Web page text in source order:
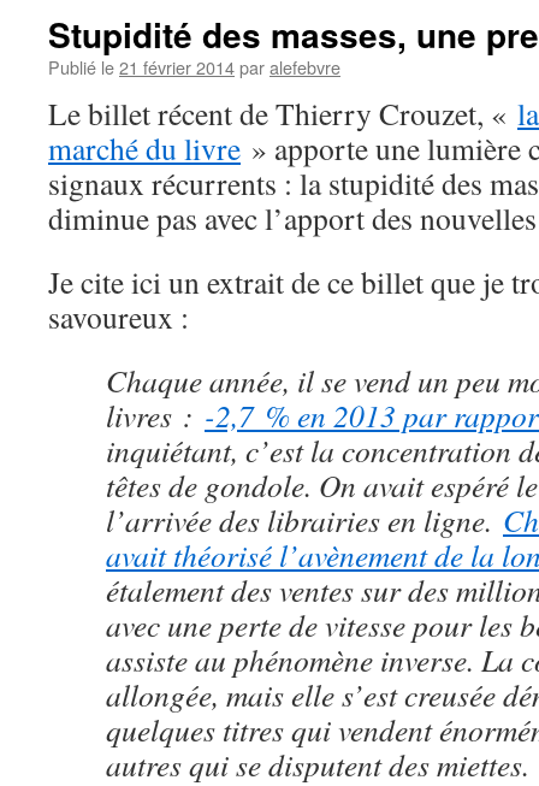
Stupidité des masses, une
Publié le21 février 2014paralefebvre
Le billet récent de Thierry Crouzet, «
marché du livre » apporte une lumière
signaux récurrents : la stupidité des
diminue pas avec l’apport des
Je cite ici un extrait de ce billet que je
savoureux :
Chaque année, il se vend un peu
livres : -2,7 % en 2013 par
inquiétant, c’est la concentration
têtes de gondole. On avait espéré
l’arrivée des librairies en ligne.
avait théorisé l’avènement de la
étalement des ventes sur des
avec une perte de vitesse pour les
assiste au phénomène inverse. La
allongée, mais elle s’est creusée
quelques titres qui vendent
autres qui se disputent des miettes.